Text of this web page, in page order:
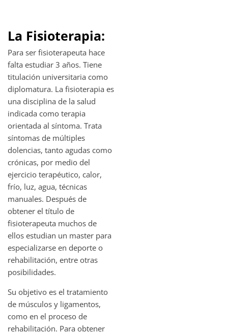
La Fisioterapia:
Para ser fisioterapeuta hace
falta estudiar 3 años. Tiene
titulación universitaria como
diplomatura. La fisioterapia es
una disciplina de la salud
indicada como terapia
orientada al síntoma. Trata
síntomas de múltiples
dolencias, tanto agudas como
crónicas, por medio del
ejercicio terapéutico, calor,
frío, luz, agua, técnicas
manuales. Después de
obtener el título de
fisioterapeuta muchos de
ellos estudian un master para
especializarse en deporte o
rehabilitación, entre otras
posibilidades.
Su objetivo es el tratamiento
de músculos y ligamentos,
como en el proceso de
rehabilitación. Para obtener